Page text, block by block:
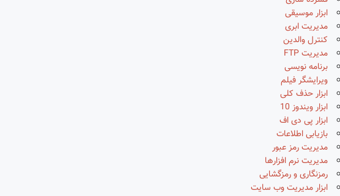
ابزار موسیقی
مدیریت ابری
کنترل والدین
مدیریت FTP
برنامه نویسی
ویرایشگر فیلم
ابزار حذف کلی
ابزار ویندوز 10
ابزار پی دی اف
بازیابی اطلاعات
مدیریت رمز عبور
مدیریت نرم افزارها
رمزنگاری و رمزگشایی
ابزار مدیریت وب سایت